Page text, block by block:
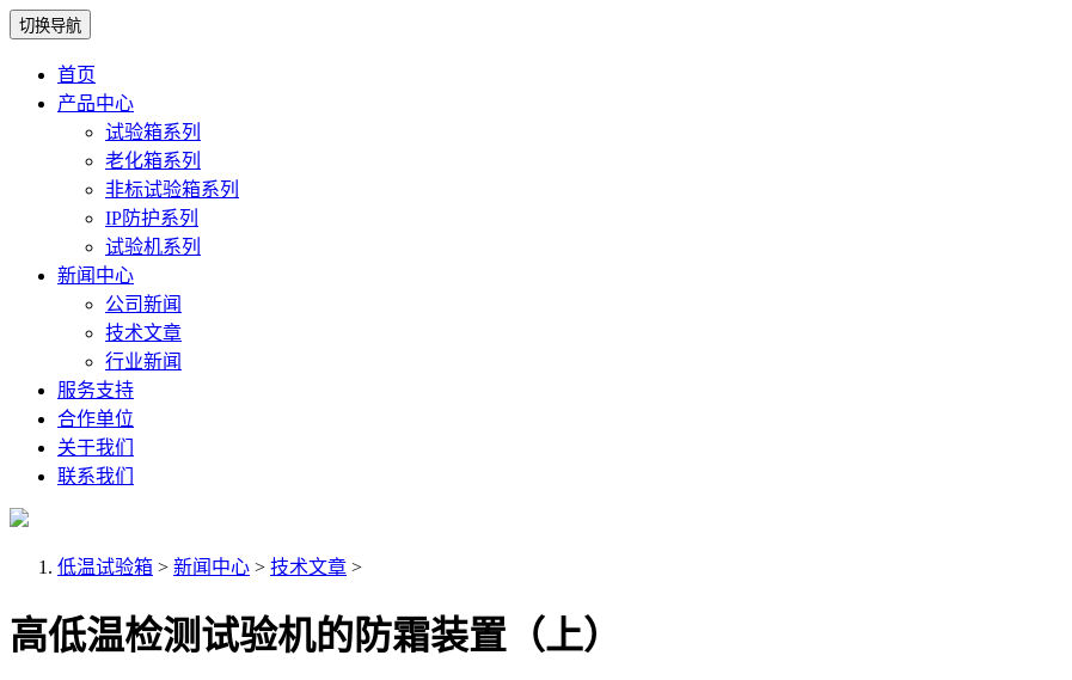
切换导航
首页
产品中心
试验箱系列
老化箱系列
非标试验箱系列
IP防护系列
试验机系列
新闻中心
公司新闻
技术文章
行业新闻
服务支持
合作单位
关于我们
联系我们
低温试验箱 > 新闻中心 > 技术文章 >
高低温检测试验机的防霜装置（上）